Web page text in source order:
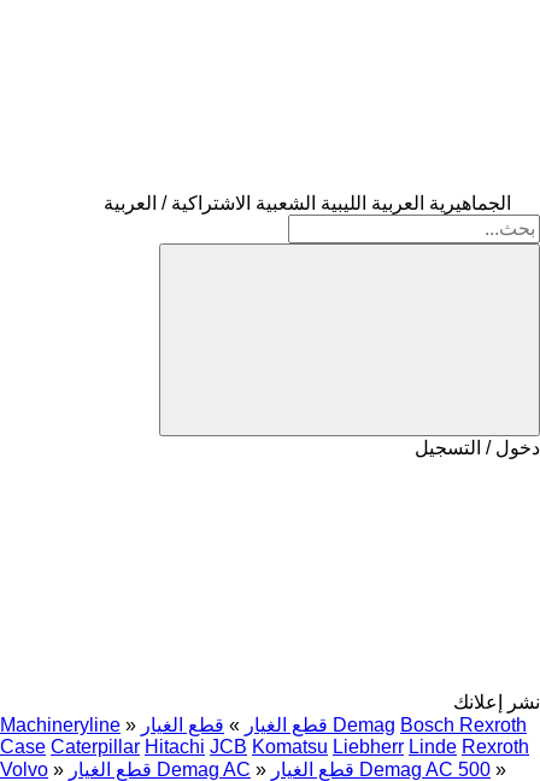
الجماهيرية العربية الليبية الشعبية الاشتراكية / العربية
دخول / التسجيل
نشر إعلانك
Machineryline » قطع الغيار » قطع الغيار Demag Bosch Rexroth
Case Caterpillar Hitachi JCB Komatsu Liebherr Linde Rexroth
Volvo » قطع الغيار Demag AC » قطع الغيار Demag AC 500 »